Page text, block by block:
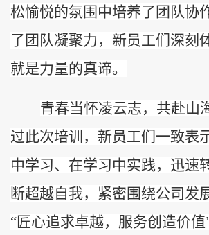
松愉悦的氛围中培养了团队协
了团队凝聚力，新员工们深刻
就是力量的真谛。
青春当怀凌云志，共赴山
过此次培训， 新员工们一致表
中学习、在学习中实践，迅速
断超越自我，紧密围绕公司发
“匠心追求卓越，服务创造价值